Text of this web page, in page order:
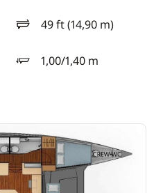
49 ft (14,90 m)
longueur
1,00/1,40 m
tirant d'eau